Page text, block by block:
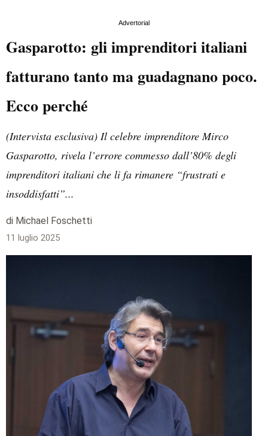
Advertorial
Gasparotto: gli imprenditori italiani
fatturano tanto ma guadagnano poco.
Ecco perché
(Intervista esclusiva) Il celebre imprenditore Mirco
Gasparotto, rivela l’errore commesso dall’80% degli
imprenditori italiani che li fa rimanere “frustrati e
insoddisfatti”...
di Michael Foschetti
11 luglio 2025